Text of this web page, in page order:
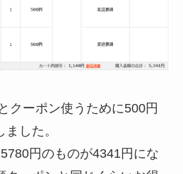
クーポン使うために500円
した。
円のものが4341円にな